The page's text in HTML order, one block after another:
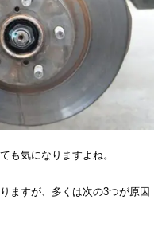
も気になりますよね。
ますが、多くは次の3つが原因